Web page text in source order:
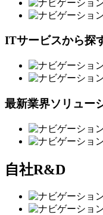
ITサービスから探
最新業界ソリュー
自社R&D